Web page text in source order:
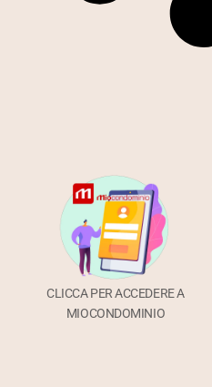
CLICCA PER ACCEDERE A
MIOCONDOMINIO